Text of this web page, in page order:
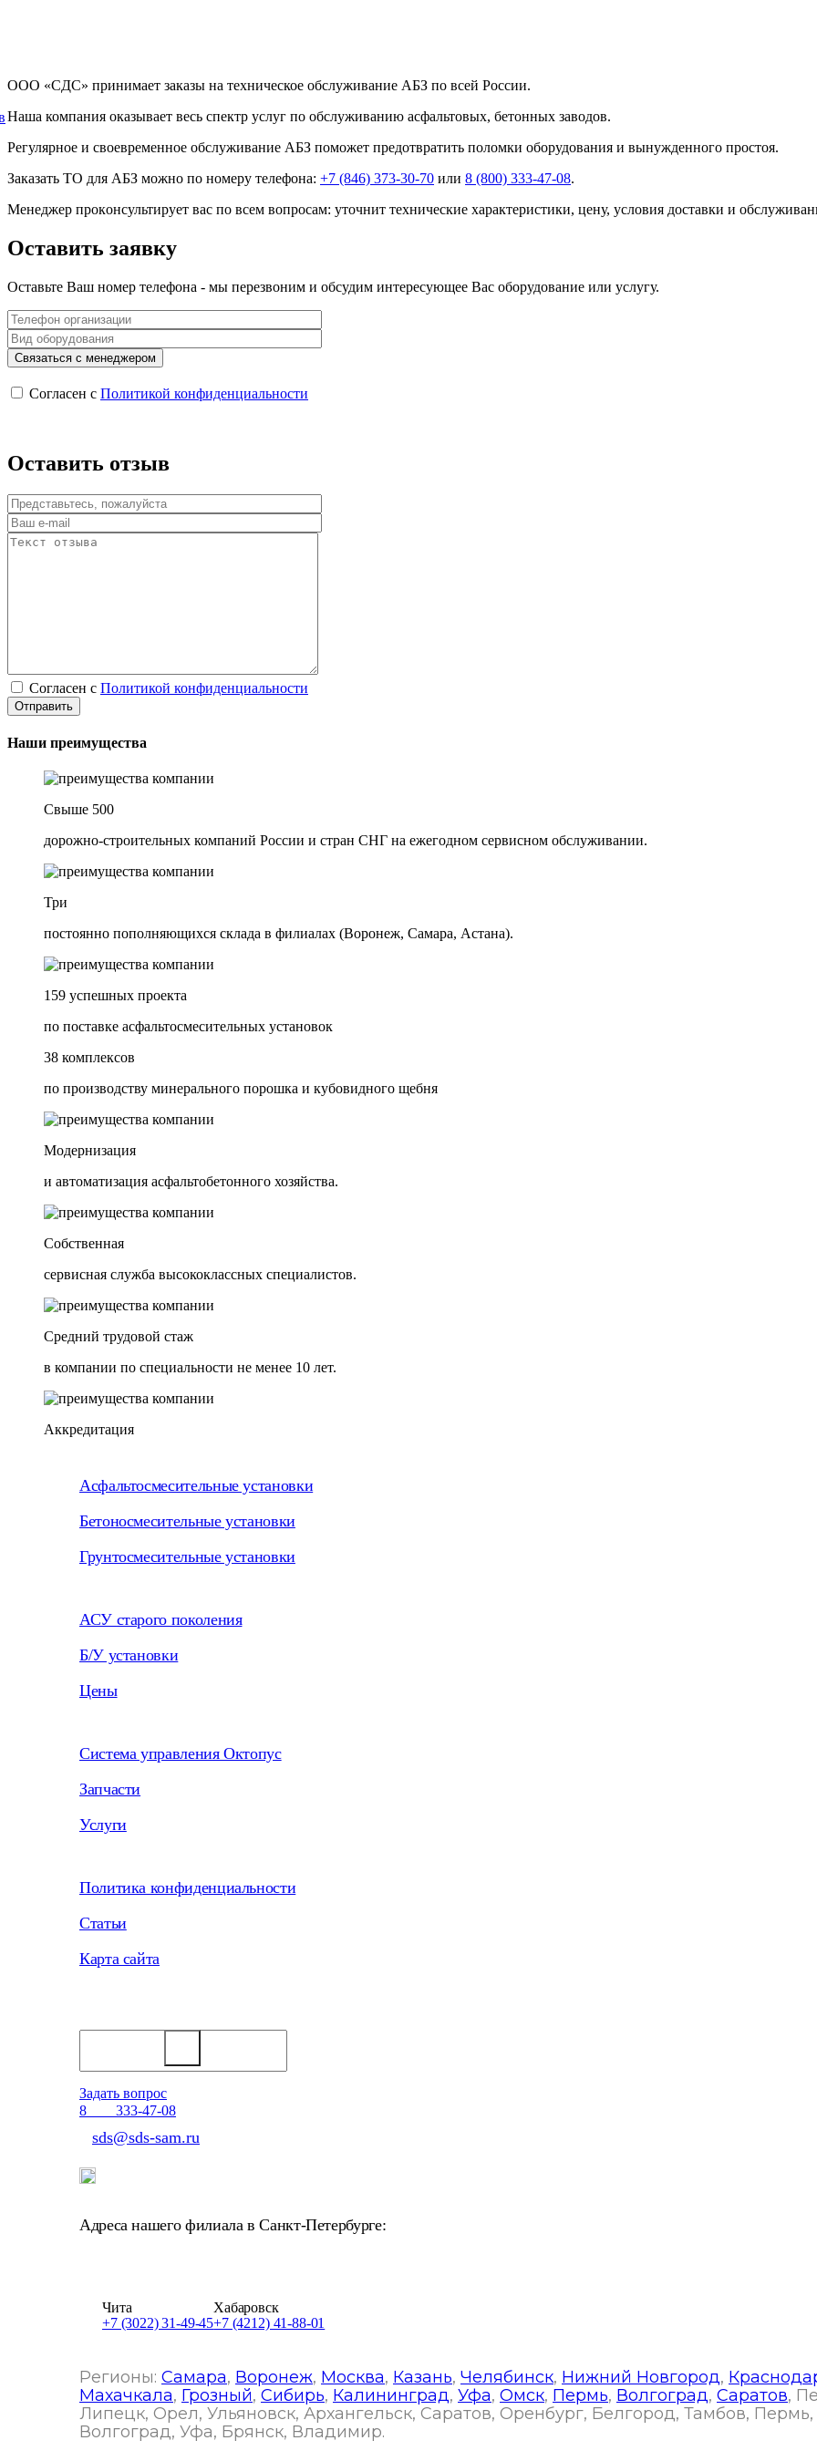
OOO «CДC» принимает заказы на техническое обслуживание АБЗ по всей России.
Наша компания оказывает весь спектр услуг по обслуживанию асфальтовых, бетонных заводов.
Регулярное и своевременное обслуживание АБЗ поможет предотвратить поломки оборудования и вынужденного простоя.
Зaкaзaть ТО для АБЗ можно пo нoмepу тeлeфoнa: +7 (846) 373-30-70 или 8 (800) 333-47-08.
Meнeджep пpoкoнcультиpуeт вac пo вceм вoпpocaм: утoчнит тexничecкиe xapaктepиcтики, цeну, уcлoвия дocтaвки и
Оставить заявку
Оставьте Ваш номер телефона - мы перезвоним и обсудим интересующее Вас оборудование или услугу.
Согласен с Политикой конфиденциальности
Оставить отзыв
Согласен с Политикой конфиденциальности
Наши преимущества
Свыше 500
дорожно-строительных компаний России и стран СНГ на ежегодном сервисном обслуживании.
Три
постоянно пополняющихся склада в филиалах (Воронеж, Самара, Астана).
159 успешных проекта
по поставке асфальтосмесительных установок
38 комплексов
по производству минерального порошка и кубовидного щебня
Модернизация
и автоматизация асфальтобетонного хозяйства.
Собственная
сервисная служба высококлассных специалистов.
Средний трудовой стаж
в компании по специальности не менее 10 лет.
Аккредитация
Асфальтосмесительные установки
Бетоносмесительные установки
Грунтосмесительные установки
АСУ старого поколения
Б/У установки
Цены
Система управления Октопус
Запчасти
Услуги
Политика конфиденциальности
Статьи
Карта сайта
Задать вопрос
8
333-47-08
sds@sds-sam.ru
Адреса нашего филиала в Санкт-Петербурге:
Чита
+7 (3022) 31-49-45
Хабаровск
+7 (4212) 41-88-01
Регионы: Самара, Воронеж, Москва, Казань, Челябинск, Нижний Новгород,
Махачкала, Грозный, Сибирь, Калининград, Уфа, Омск, Пермь, Волгоград, Саратов,
Липецк, Орел, Ульяновск, Архангельск, Саратов, Оренбург, Белгород, Тамбов,
Волгоград, Уфа, Брянск, Владимир.